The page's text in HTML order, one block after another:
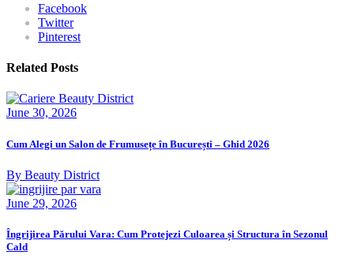
Facebook
Twitter
Pinterest
Related Posts
June 30, 2026
Cum Alegi un Salon de Frumusețe în București – Ghid 2026
By Beauty District
June 29, 2026
Îngrijirea Părului Vara: Cum Protejezi Culoarea și Structura în Sezonul
Cald